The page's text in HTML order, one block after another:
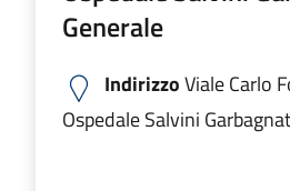
Generale
IndirizzoViale Carlo
Ospedale Salvini